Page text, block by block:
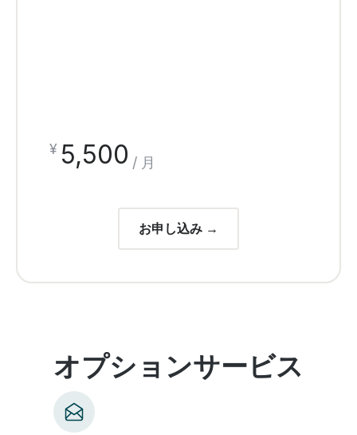
¥ 5,500 / 月
お申し込み →
オプションサービス